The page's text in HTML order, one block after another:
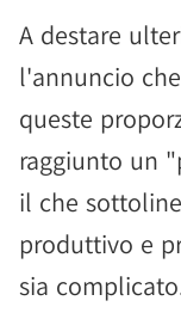
A destare
l'annuncio
queste
raggiunto un
il che
produttivo e
sia